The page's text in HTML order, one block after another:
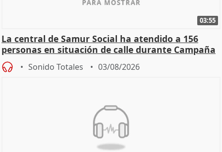
03:55
La central de Samur Social ha atendido a 156
personas en situación de calle durante Campaña
de Calor
Sonido Totales 03/08/2026